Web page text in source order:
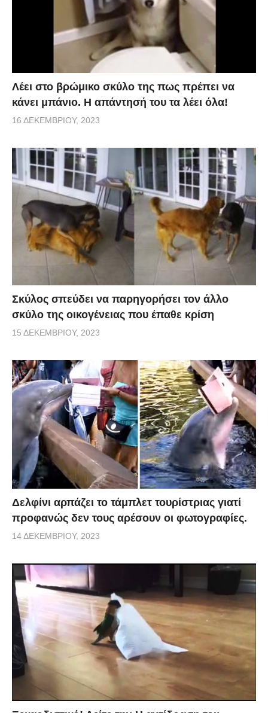
Λέει στο βρώμικο σκύλο της πως πρέπει να
κάνει μπάνιο. Η απάντησή του τα λέει όλα!
16 ΔΕΚΕΜΒΡΊΟΥ, 2023
Σκύλος σπεύδει να παρηγορήσει τον άλλο
σκύλο της οικογένειας που έπαθε κρίση
15 ΔΕΚΕΜΒΡΊΟΥ, 2023
Δελφίνι αρπάζει το τάμπλετ τουρίστριας γιατί
προφανώς δεν τους αρέσουν οι φωτογραφίες.
14 ΔΕΚΕΜΒΡΊΟΥ, 2023